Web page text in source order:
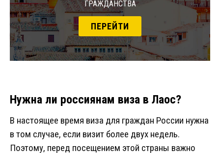
гражданства
ПЕРЕЙТИ
Нужна ли россиянам виза в Лаос?
В настоящее время виза для граждан России нужна
в том случае, если визит более двух недель.
Поэтому, перед посещением этой страны важно